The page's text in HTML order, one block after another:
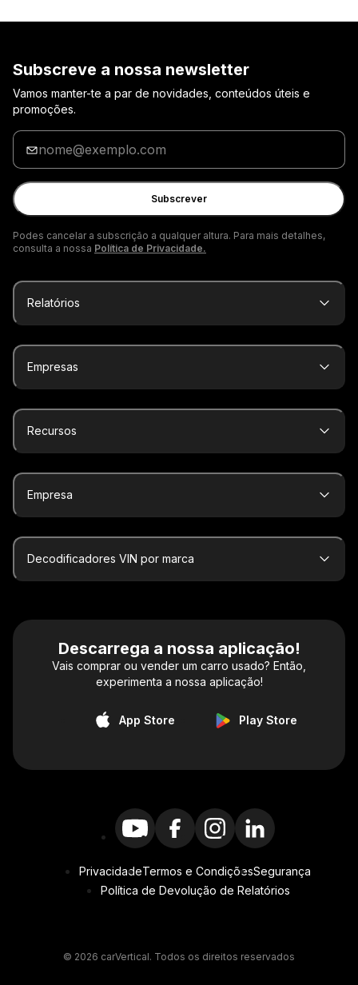
Subscreve a nossa newsletter
Vamos manter-te a par de novidades, conteúdos úteis e
promoções.
Insira
seu
email
Subscrever
Podes cancelar a subscrição a qualquer altura. Para mais detalhes,
consulta a nossa Política de Privacidade.
Relatórios
Empresas
Recursos
Empresa
Decodificadores VIN por marca
Descarrega a nossa aplicação!
Vais comprar ou vender um carro usado? Então,
experimenta a nossa aplicação!
App Store Play Store
PrivacidadeTermos e CondiçõesSegurança
Política de Devolução de Relatórios
© 2026 carVertical. Todos os direitos reservados